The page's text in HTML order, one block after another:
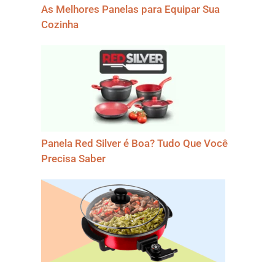
As Melhores Panelas para Equipar Sua
Cozinha
Panela Red Silver é Boa? Tudo Que Você
Precisa Saber